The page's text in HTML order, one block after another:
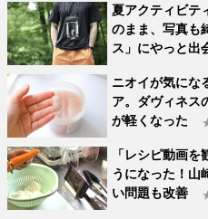
夏アクティビテ
のまま、写真も
ス」にやっと出
ニオイが気にな
ア。ダヴィネス
が軽くなった
「レシピ動画
うになった！山
い問題も改善